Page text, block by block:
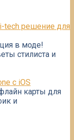
tech решение для
в моде!
стилиста и
с iOS
карты для
и